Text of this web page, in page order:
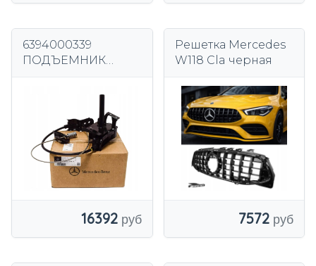
6394000339
ПОДЪЕМНИК
MERCEDES BENZ
VITO W639 W447
16392
Решетка Mercedes
W118 Cla черная
7572